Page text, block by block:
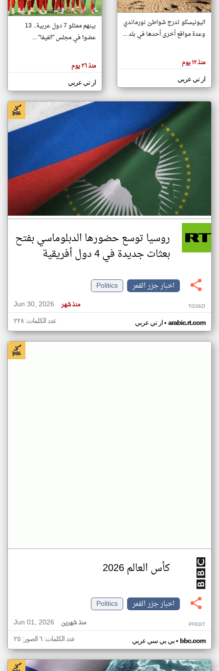
تغيير الدولة
اخبار جزر القمر على مدار الساعة
أهم اخبار جزر القمر العاجلة والمباشرة
هنا عن
وجهة
كاتبيها.
اليونيسكو تدرج شواطئ نورماندي
وعدة مواقع أخرى أحدها في بلد ...
منذ ١٢ يوم
ار تي عربي
بينهم ممثلو 7 دول عربية.. 13
عضوا في مجلس "الفيفا" ...
منذ ٢٦ يوم
ار تي عربي
روسيا توسع حضورها الدبلوماسي بفتح
بعثات جديدة في 4 دول أفريقية
اخبار جزر القمر
Politics
Jun 30, 2026
منذ شهر TG39ZI
ار تي عربي• arabic.rt.com عدد الكلمات: ٢٢٨
كأس العالم 2026
اخبار جزر القمر
Politics
Jun 01, 2026
منذ شهرين PF63IT
بي بي سي عربي• bbc.com عدد الكلمات: ٦ الصور: ٢٥
klyoum.com